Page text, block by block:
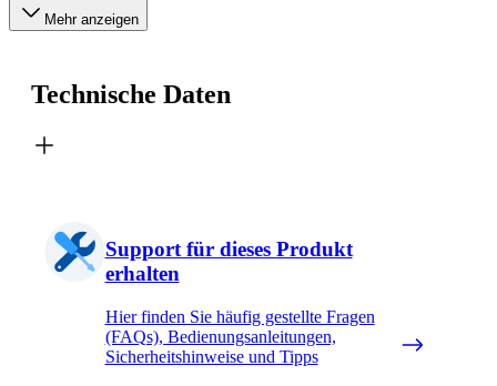
Mehr anzeigen
Technische Daten
Support für dieses Produkt
erhalten
Hier finden Sie häufig gestellte Fragen
(FAQs), Bedienungsanleitungen,
Sicherheitshinweise und Tipps